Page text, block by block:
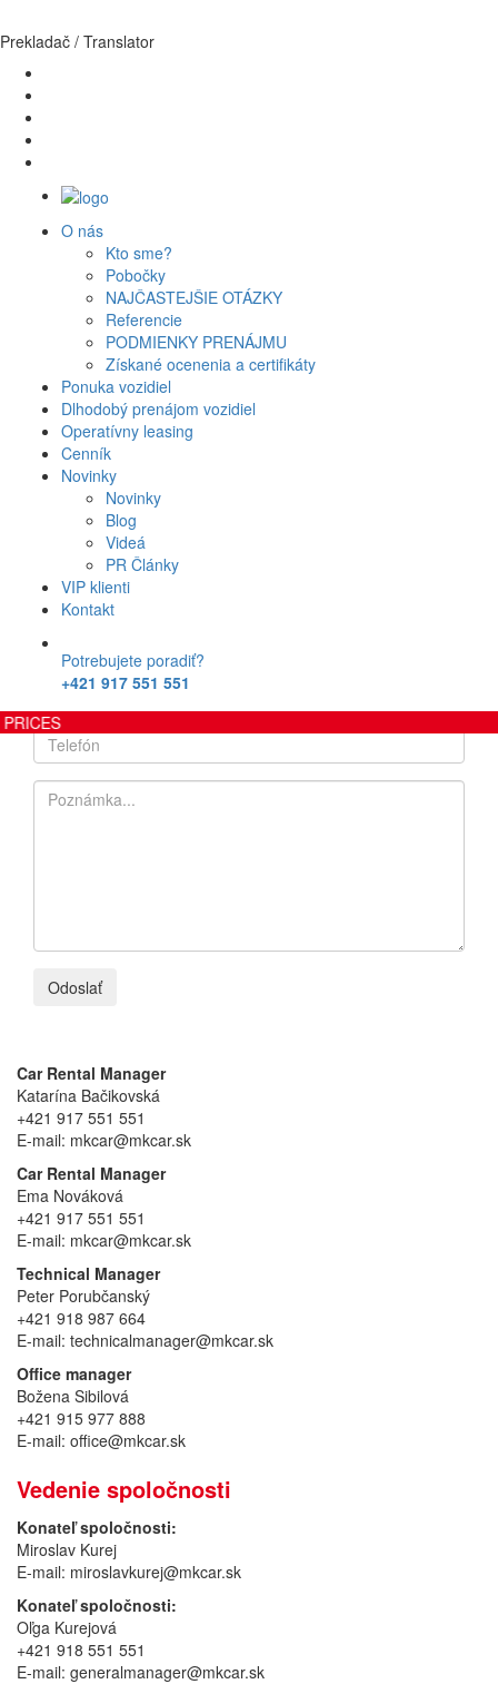
Prekladač / Translator
O nás
Kto sme?
Pobočky
NAJČASTEJŠIE OTÁZKY
Referencie
PODMIENKY PRENÁJMU
Získané ocenenia a certifikáty
Ponuka vozidiel
Dlhodobý prenájom vozidiel
Operatívny leasing
Cenník
Novinky
Novinky
Blog
Videá
PR Články
VIP klienti
Kontakt
Potrebujete poradiť?
+421 917 551 551
Domov
Kontakt
KONTAKT
Pobočky - Žilina, Bratislava, Košice, Ilava (vozidlá pristavujeme do
všetkých miest SR)
+421 917 551 551
mkcar@mkcar.sk
MK CAR s.r.o. Autopožičovňa
mkcar_pozicajsima
MKcar - Autopožičovňa
Odoslať
Car Rental Manager
Katarína Bačikovská
+421 917 551 551
E-mail: mkcar@mkcar.sk
Car Rental Manager
Ema Nováková
+421 917 551 551
E-mail: mkcar@mkcar.sk
Technical Manager
Peter Porubčanský
+421 918 987 664
E-mail: technicalmanager@mkcar.sk
Office manager
Božena Sibilová
+421 915 977 888
E-mail: office@mkcar.sk
Vedenie spoločnosti
Konateľ spoločnosti:
Miroslav Kurej
E-mail: miroslavkurej@mkcar.sk
Konateľ spoločnosti:
Oľga Kurejová
+421 918 551 551
E-mail: generalmanager@mkcar.sk